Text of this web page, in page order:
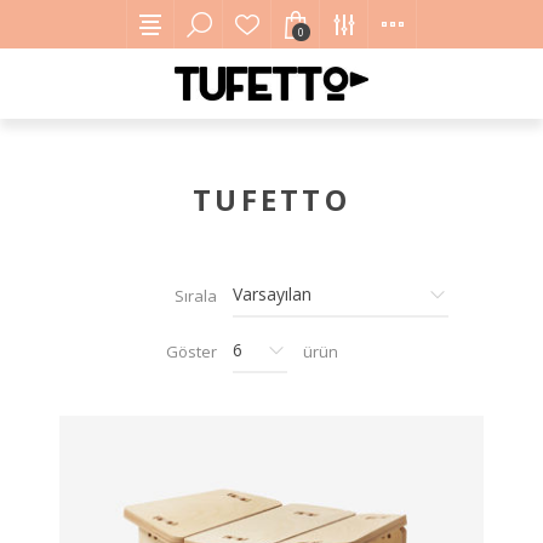
0
TUFETTO
Sırala
Göster ürün